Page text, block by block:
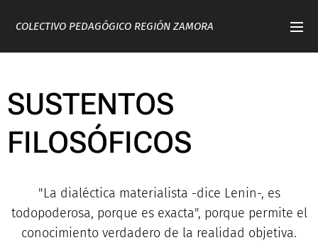
COLECTIVO PEDAGÓGICO REGIÓN ZAMORA
SUSTENTOS
FILOSÓFICOS
"La dialéctica materialista -dice Lenin-, es
todopoderosa, porque es exacta", porque permite el
conocimiento verdadero de la realidad objetiva.